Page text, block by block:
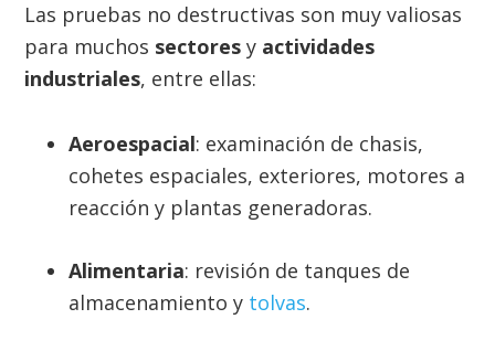
Las pruebas no destructivas son muy valiosas
para muchos sectoresy actividades
industriales, entre ellas:
Aeroespacial: examinación de chasis,
cohetes espaciales, exteriores, motores a
reacción y plantas generadoras.
Alimentaria: revisión de tanques de
almacenamiento y tolvas.